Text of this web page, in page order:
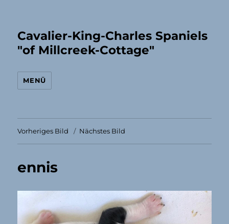
Cavalier-King-Charles Spaniels
"of Millcreek-Cottage"
MENÜ
Vorheriges Bild Nächstes Bild
ennis